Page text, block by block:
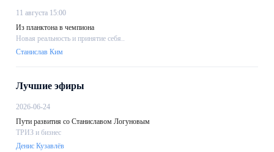
11 августа 15:00
Из планктона в чемпиона
Новая реальность и принятие себя..
Станислав Ким
Лучшие эфиры
2026-06-24
Пути развития со Станиславом Логуновым
ТРИЗ и бизнес
Денис Кузавлёв